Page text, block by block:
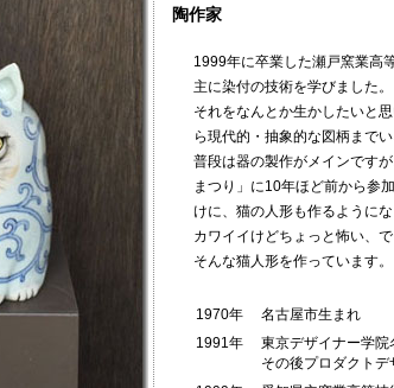
陶作家
1999年に卒業した瀬戸窯業高
主に染付の技術を学びました。
それをなんとか生かしたいと
ら現代的・抽象的な図柄まで
普段は器の製作がメインです
まつり」に10年ほど前から参
けに、猫の人形も作るようにな
カワイイけどちょっと怖い、
そんな猫人形を作っています。
1970年
名古屋市生まれ
1991年
東京デザイナー学院
その後プロダクトデ